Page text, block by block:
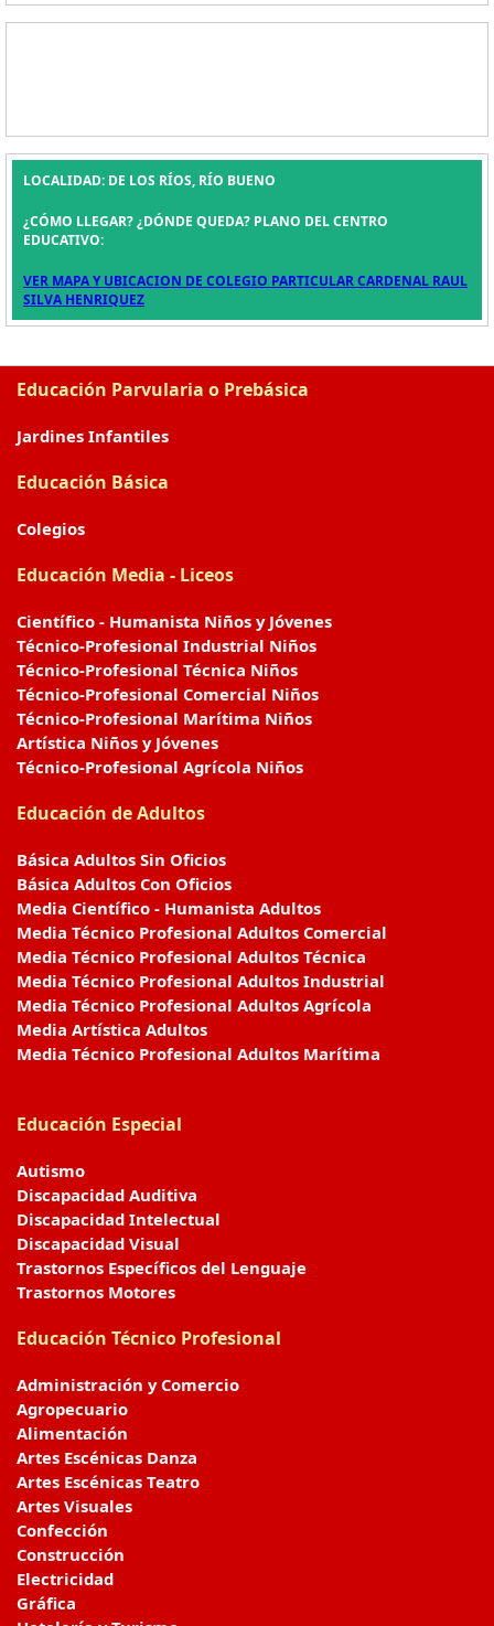
LOCALIDAD: DE LOS RÍOS, RÍO BUENO
¿CÓMO LLEGAR? ¿DÓNDE QUEDA? PLANO DEL CENTRO
EDUCATIVO:
VER MAPA Y UBICACION DE COLEGIO PARTICULAR CARDENAL RAUL
SILVA HENRIQUEZ
Educación Parvularia o Prebásica
Jardines Infantiles
Educación Básica
Colegios
Educación Media - Liceos
Científico - Humanista Niños y Jóvenes
Técnico-Profesional Industrial Niños
Técnico-Profesional Técnica Niños
Técnico-Profesional Comercial Niños
Técnico-Profesional Marítima Niños
Artística Niños y Jóvenes
Técnico-Profesional Agrícola Niños
Educación de Adultos
Básica Adultos Sin Oficios
Básica Adultos Con Oficios
Media Científico - Humanista Adultos
Media Técnico Profesional Adultos Comercial
Media Técnico Profesional Adultos Técnica
Media Técnico Profesional Adultos Industrial
Media Técnico Profesional Adultos Agrícola
Media Artística Adultos
Media Técnico Profesional Adultos Marítima
Educación Especial
Autismo
Discapacidad Auditiva
Discapacidad Intelectual
Discapacidad Visual
Trastornos Específicos del Lenguaje
Trastornos Motores
Educación Técnico Profesional
Administración y Comercio
Agropecuario
Alimentación
Artes Escénicas Danza
Artes Escénicas Teatro
Artes Visuales
Confección
Construcción
Electricidad
Gráfica